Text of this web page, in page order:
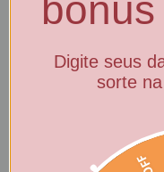
fabricação
Digite seus
sorte